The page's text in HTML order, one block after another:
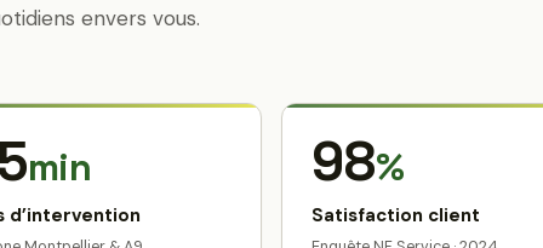
envers vous.
min
d’intervention
98%
Satisfaction client